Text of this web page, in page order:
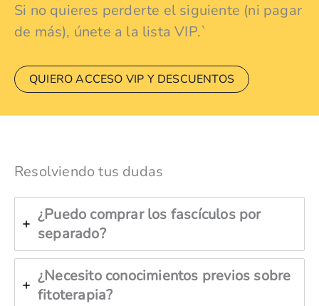
Si no quieres perderte el siguiente (ni pagar
de más), únete a la lista VIP.`
QUIERO ACCESO VIP Y DESCUENTOS
Resolviendo tus dudas
¿Puedo comprar los fascículos por
separado?
¿Necesito conocimientos previos sobre
fitoterapia?